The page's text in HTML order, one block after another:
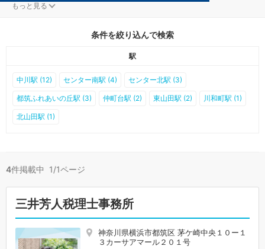
もっと見る
条件を絞り込んで検索
駅
中川駅 (12) センター南駅 (4) センター北駅 (3)
都筑ふれあいの丘駅 (3) 仲町台駅 (2) 東山田駅 (2) 川和町駅 (1)
北山田駅 (1)
4件掲載中 1/1ページ
三井芳人税理士事務所
神奈川県横浜市都筑区 茅ケ崎中央１０ー１
３カーサアマール２０１号